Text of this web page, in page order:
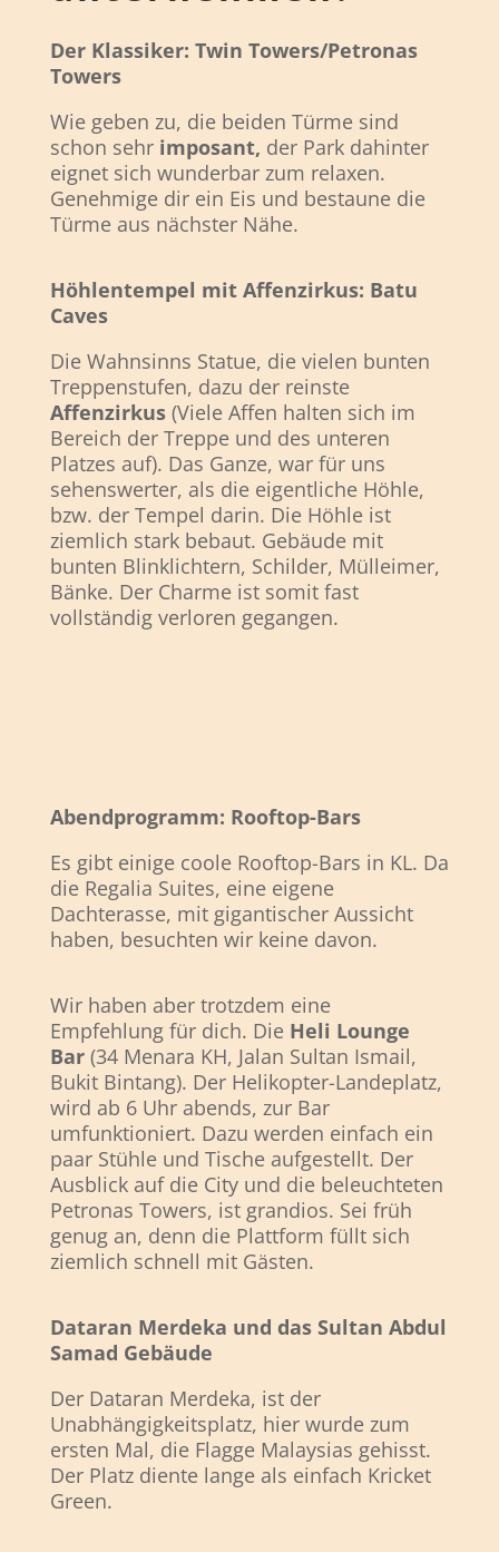
Der Klassiker: Twin Towers/Petronas
Towers
Wie geben zu, die beiden Türme sind
schon sehr imposant, der Park dahinter
eignet sich wunderbar zum relaxen.
Genehmige dir ein Eis und bestaune die
Türme aus nächster Nähe.
Höhlentempel mit Affenzirkus: Batu
Caves
Die Wahnsinns Statue, die vielen bunten
Treppenstufen, dazu der reinste
Affenzirkus(Viele Affen halten sich im
Bereich der Treppe und des unteren
Platzes auf). Das Ganze, war für uns
sehenswerter, als die eigentliche Höhle,
bzw. der Tempel darin. Die Höhle ist
ziemlich stark bebaut. Gebäude mit
bunten Blinklichtern, Schilder, Mülleimer,
Bänke. Der Charme ist somit fast
vollständig verloren gegangen.
Abendprogramm: Rooftop-Bars
Es gibt einige coole Rooftop-Bars in KL. Da
die Regalia Suites, eine eigene
Dachterasse, mit gigantischer Aussicht
haben, besuchten wir keine davon.
Wir haben aber trotzdem eine
Empfehlung für dich. DieHeli Lounge
Bar(34 Menara KH, Jalan Sultan Ismail,
Bukit Bintang). Der Helikopter-Landeplatz,
wird ab 6 Uhr abends, zur Bar
umfunktioniert. Dazu werden einfach ein
paar Stühle und Tische aufgestellt. Der
Ausblick auf die City und die beleuchteten
Petronas Towers, ist grandios. Sei früh
genug an, denn die Plattform füllt sich
ziemlich schnell mit Gästen.
Dataran Merdeka und das Sultan Abdul
Samad Gebäude
Der Dataran Merdeka, ist der
Unabhängigkeitsplatz, hier wurde zum
ersten Mal, die Flagge Malaysias gehisst.
Der Platz diente lange als einfach Kricket
Green.